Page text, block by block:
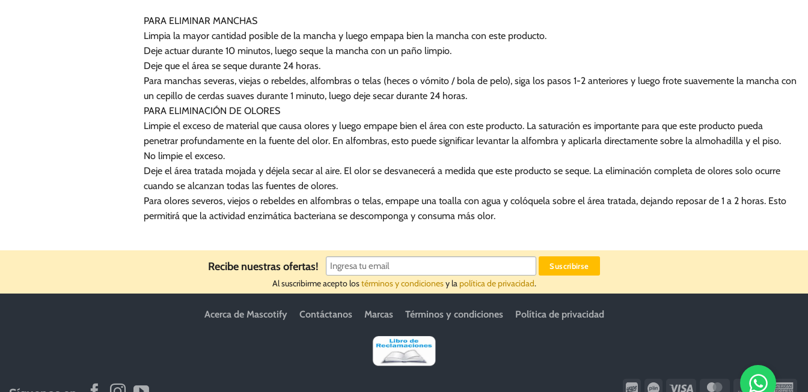
PARA ELIMINAR MANCHAS
Limpia la mayor cantidad posible de la mancha y luego empapa bien la mancha con este producto.
Deje actuar durante 10 minutos, luego seque la mancha con un paño limpio.
Deje que el área se seque durante 24 horas.
Para manchas severas, viejas o rebeldes, alfombras o telas (heces o vómito / bola de pelo), siga los pasos 1-2 anteriores y luego frote suavemente la mancha con
un cepillo de cerdas suaves durante 1 minuto, luego deje secar durante 24 horas.
PARA ELIMINACIÓN DE OLORES
Limpie el exceso de material que causa olores y luego empape bien el área con este producto. La saturación es importante para que este producto pueda
penetrar profundamente en la fuente del olor. En alfombras, esto puede significar levantar la alfombra y aplicarla directamente sobre la almohadilla y el piso.
No limpie el exceso.
Deje el área tratada mojada y déjela secar al aire. El olor se desvanecerá a medida que este producto se seque. La eliminación completa de olores solo ocurre
cuando se alcanzan todas las fuentes de olores.
Para olores severos, viejos o rebeldes en alfombras o telas, empape una toalla con agua y colóquela sobre el área tratada, dejando reposar de 1 a 2 horas. Esto
permitirá que la actividad enzimática bacteriana se descomponga y consuma más olor.
Recibe nuestras ofertas!
Al suscribirme acepto lostérminos y condicionesy lapolítica de privacidad.
Acerca de Mascotify Contáctanos Marcas Términos y condiciones Política de privacidad
Wirecard
Vipps Visa MasterCardDinners